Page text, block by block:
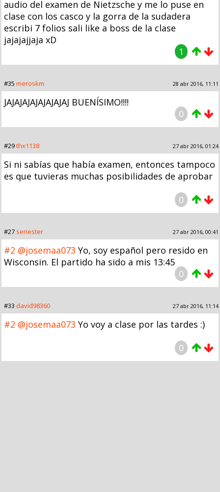
audio del examen de Nietzsche y me lo puse en
clase con los casco y la gorra de la sudadera
escribi 7 folios sali like a boss de la clase
jajajajjaja xD
1
#35 meroskm 28 abr 2016, 11:11
JAJAJAJAJAJAJAJAJ BUENÍSIMO!!!!
0
#29thx1138 27 abr 2016, 01:24
Si ni sabías que había examen, entonces tampoco
es que tuvieras muchas posibilidades de aprobar
0
#27 seriester 27 abr 2016, 00:41
#2 @josemaa073 Yo, soy español pero resido en
Wisconsin. El partido ha sido a mis 13:45
0
#33 david98360 27 abr 2016, 11:14
#2 @josemaa073 Yo voy a clase por las tardes :)
0